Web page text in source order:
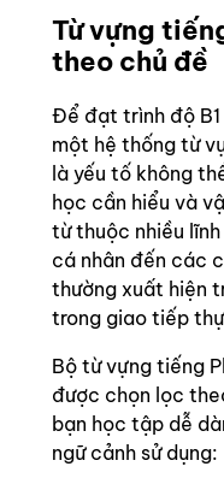
Từ vựng
theo chủ đề
Để đạt trình độ
một hệ thống từ
là yếu tố không
học cần hiểu và
từ thuộc nhiều
cá nhân đến các
thường xuất hiện
trong giao tiếp
Bộ từ vựng tiếng
được chọn lọc
bạn học tập dễ
ngữ cảnh sử dụng: